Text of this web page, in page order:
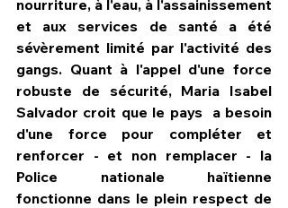
nourriture, à l'eau, à l'assainissement
et aux services de santé a été
sévèrement limité par l'activité des
gangs. Quant à l'appel d'une force
robuste de sécurité, Maria Isabel
Salvador croit que le pays  a besoin
d'une force pour compléter et
renforcer - et non remplacer - la
Police nationale haïtienne
fonctionne dans le plein respect de